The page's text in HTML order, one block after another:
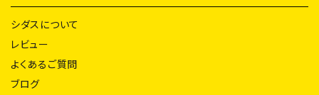
シダスについて
レビュー
よくあるご質問
ブログ